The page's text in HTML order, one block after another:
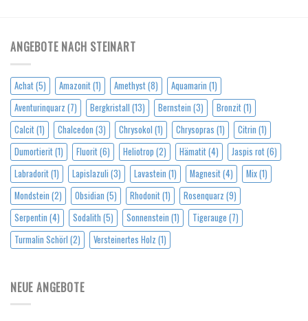
ANGEBOTE NACH STEINART
Achat(5) Amazonit(1) Amethyst(8) Aquamarin (1)
Aventurinquarz (7) Bergkristall (13) Bernstein (3) Bronzit(1)
Calcit(1) Chalcedon (3) Chrysokol (1) Chrysopras (1) Citrin (1)
Dumortierit(1) Fluorit(6) Heliotrop (2) Hämatit(4) Jaspis rot(6)
Labradorit(1) Lapislazuli (3) Lavastein (1) Magnesit(4) Mix(1)
Mondstein (2) Obsidian (5) Rhodonit(1) Rosenquarz (9)
Serpentin (4) Sodalith (5) Sonnenstein (1) Tigerauge (7)
Turmalin Schörl (2) Versteinertes Holz (1)
NEUE ANGEBOTE